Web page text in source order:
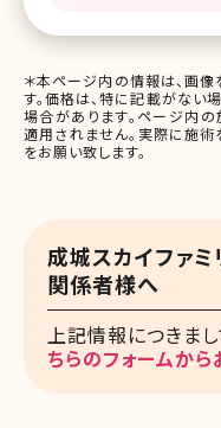
＊本ページ内の情報は、画
す。価格は、特に記載がない
場合があります。ページ内
適用されません。実際に施術
をお願い致します。
成城スカイファミ
関係者様へ
上記情報につきま
ちらのフォームから